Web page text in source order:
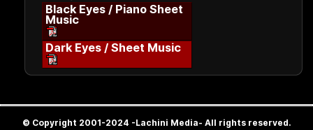
Black Eyes / Piano Sheet
Music
Dark Eyes / Sheet Music
© Copyright 2001-2024 -Lachini Media- All rights reserved.